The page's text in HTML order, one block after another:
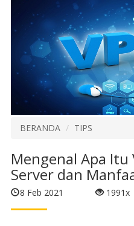
BERANDA TIPS
Mengenal Apa
Server dan
8 Feb 2021 1991x